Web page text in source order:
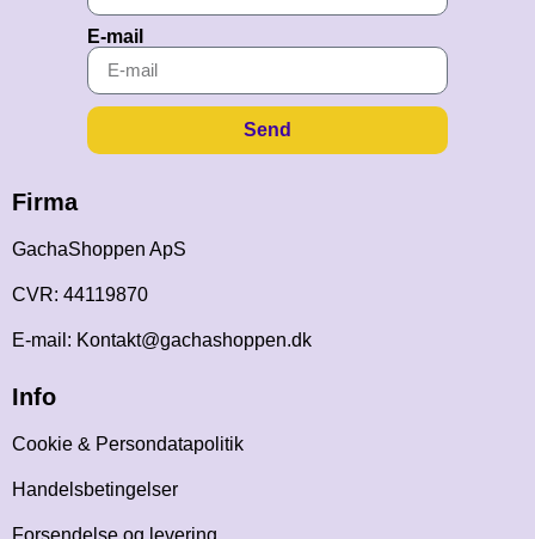
E-mail
Send
Firma
GachaShoppen ApS
CVR: 44119870
E-mail: Kontakt@gachashoppen.dk
Info
Cookie & Persondatapolitik
Handelsbetingelser